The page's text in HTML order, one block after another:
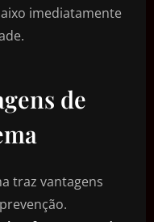
imediatamente
de
traz vantagens